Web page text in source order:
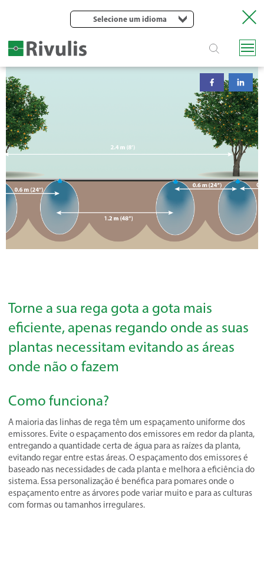
Selecione um idioma
Torne a sua rega gota a gota mais
eficiente, apenas regando onde as suas
plantas necessitam evitando as áreas
onde não o fazem
Como funciona?
A maioria das linhas de rega têm um espaçamento uniforme dos
emissores. Evite o espaçamento dos emissores em redor da planta,
entregando a quantidade certa de água para as raízes da planta,
evitando regar entre estas áreas. O espaçamento dos emissores é
baseado nas necessidades de cada planta e melhora a eficiência do
sistema. Essa personalização é benéfica para pomares onde o
espaçamento entre as árvores pode variar muito e para as culturas
com formas ou tamanhos irregulares.